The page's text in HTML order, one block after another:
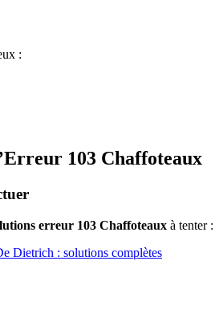
:
103 Chaffoteaux
erreur 103 Chaffoteaux à tenter :
Dietrich : solutions complètes